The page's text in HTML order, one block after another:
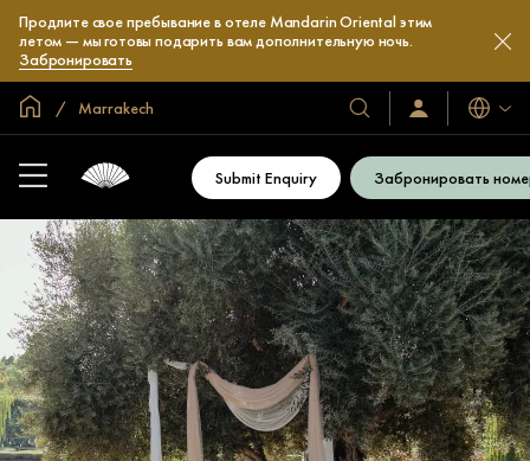
Продлите свое пребывание в отеле Mandarin Oriental этим
летом — мы готовы подарить вам дополнительную ночь.
Забронировать
ГлавнаяMarrakech
Наши
отели
и
курорты
Войти/
Языки
Submit Enquiry Забронировать